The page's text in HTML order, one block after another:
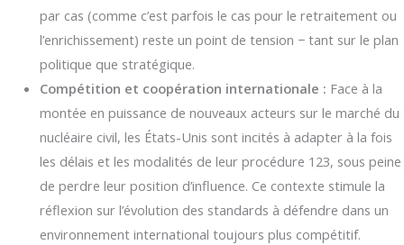
par cas (comme c’est parfois le cas pour le retraitement ou
l’enrichissement) reste un point de tension − tant sur le plan
politique que stratégique.
Compétition et coopération internationale : Face à la
montée en puissance de nouveaux acteurs sur le marché du
nucléaire civil, les États-Unis sont incités à adapter à la fois
les délais et les modalités de leur procédure 123, sous peine
de perdre leur position d’influence. Ce contexte stimule la
réflexion sur l’évolution des standards à défendre dans un
environnement international toujours plus compétitif.